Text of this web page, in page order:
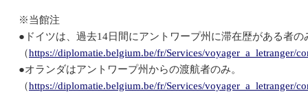
※当館注
●ドイツは、過去14日間にアントワープ州に滞在歴がある者の
（https://diplomatie.belgium.be/fr/Services/voyager_a_letranger/
●オランダはアントワープ州からの渡航者のみ。
（https://diplomatie.belgium.be/fr/Services/voyager_a_letranger/